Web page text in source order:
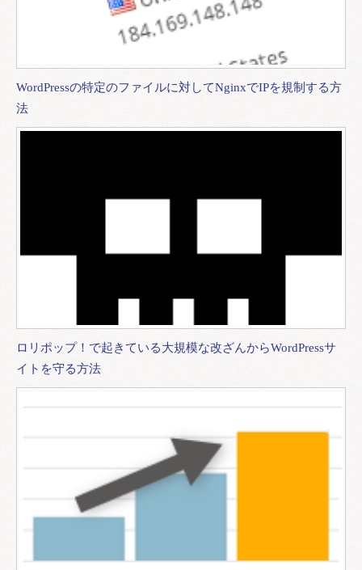
WordPressの特定のファイルに対してNginxでIPを規制する方
法
ロリポップ！で起きている大規模な改ざんからWordPressサ
イトを守る方法